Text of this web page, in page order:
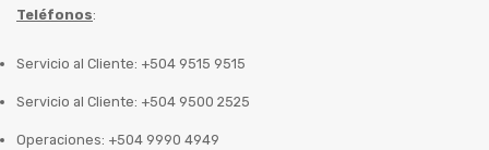
Teléfonos:
Servicio al Cliente: +504 9515 9515
Servicio al Cliente: +504 9500 2525
Operaciones: +504 9990 4949